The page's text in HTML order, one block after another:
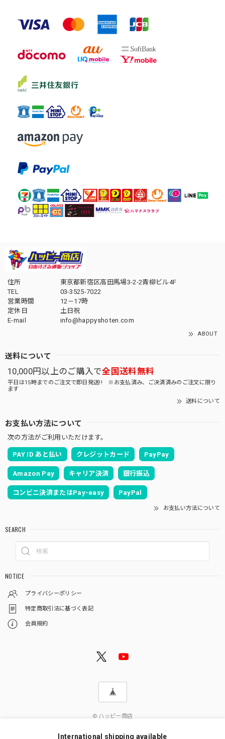
住所
東京都新宿区高田馬場3-2-2青柳ビル4F
TEL
03-3525-7022
営業時間
12－17時
定休日
土日祝
E-mail
info@happyshoten.com
ABOUT
送料について
10,000円以上のご購入で全国送料無料
平日は15時までのご注文で即日発送!! ※お支払済み、ご決済済みのご注文に限り
ます
送料について
お支払い方法について
次の方法がご利用いただけます。
PAY ID あと払い クレジットカード PayPay
Amazon Pay キャリア決済 銀行振込
コンビニ決済またはPay-easy PayPal
お支払い方法について
SEARCH
NOTICE
プライバシーポリシー
特定商取引法に基づく表記
会員規約
© ハッピー商店
International shipping available